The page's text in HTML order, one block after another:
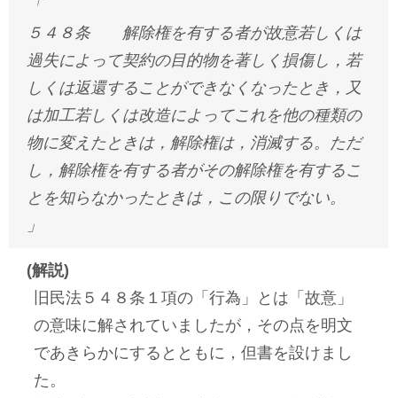
「
５４８条 解除権を有する者が故意若しくは
過失によって契約の目的物を著しく損傷し，若
しくは返還することができなくなったとき，又
は加工若しくは改造によってこれを他の種類の
物に変えたときは，解除権は，消滅する。ただ
し，解除権を有する者がその解除権を有するこ
とを知らなかったときは，この限りでない。
」
(解説)
旧民法５４８条１項の「行為」とは「故意」
の意味に解されていましたが，その点を明文
であきらかにするとともに，但書を設けまし
た。